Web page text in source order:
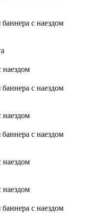
с наездом
наездом
с наездом
наездом
с наездом
наездом
наездом
с наездом